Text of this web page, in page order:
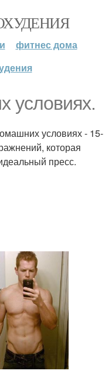
фитнес дома
условиях.
условиях - 15-
которая
пресс.